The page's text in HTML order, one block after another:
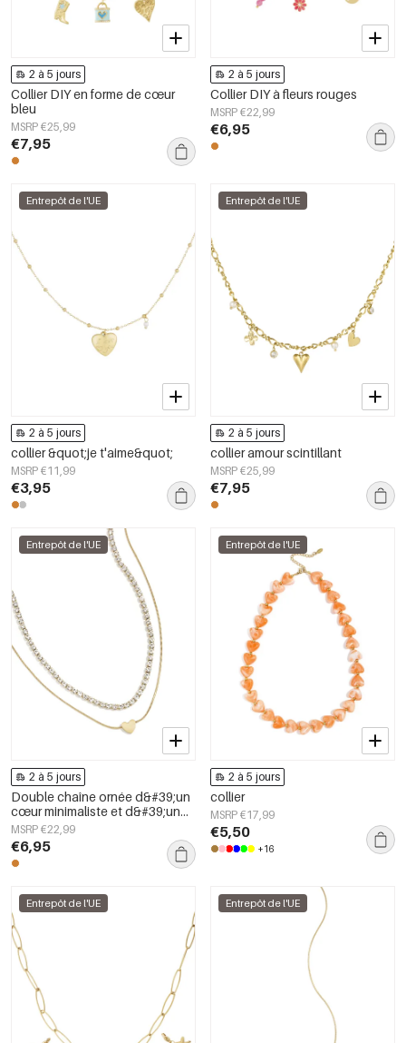
2 à 5 jours
Collier DIY en forme de cœur
bleu
MSRP €25,99
€7,95
2 à 5 jours
Collier DIY à fleurs rouges
MSRP €22,99
€6,95
Entrepôt de l'UE
2 à 5 jours
collier &quot;je t'aime&quot;
MSRP €11,99
€3,95
Entrepôt de l'UE
2 à 5 jours
collier amour scintillant
MSRP €25,99
€7,95
Entrepôt de l'UE
2 à 5 jours
Double chaîne ornée d&#39;un
cœur minimaliste et d&#39;un
zircon cubique
MSRP €22,99
€6,95
Entrepôt de l'UE
2 à 5 jours
collier
MSRP €17,99
€5,50
+16
Entrepôt de l'UE Entrepôt de l'UE